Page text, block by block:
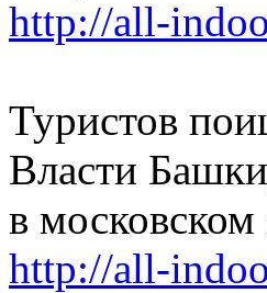
http://all-
Туристов
Власти
в московском
http://all-